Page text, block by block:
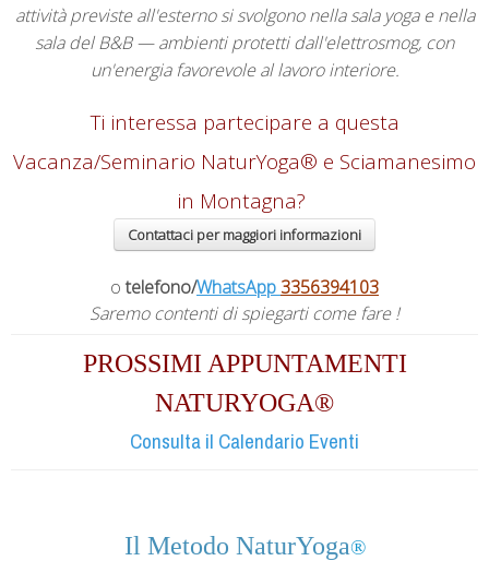
attività previste all'esterno si svolgono nella sala yoga e nella
sala del B&B — ambienti protetti dall'elettrosmog, con
un'energia favorevole al lavoro interiore.
Ti interessa partecipare a questa
Vacanza/Seminario NaturYoga® e Sciamanesimo
in Montagna?
Contattaci per maggiori informazioni
o telefono/WhatsApp 3356394103
Saremo contenti di spiegarti come fare !
PROSSIMI APPUNTAMENTI
NATURYOGA®
Consulta il Calendario Eventi
Il Metodo NaturYoga®